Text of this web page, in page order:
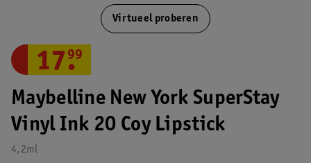
Virtueel proberen
Maybelline New York SuperStay
Vinyl Ink 20 Coy Lipstick
4,2ml
17.
99